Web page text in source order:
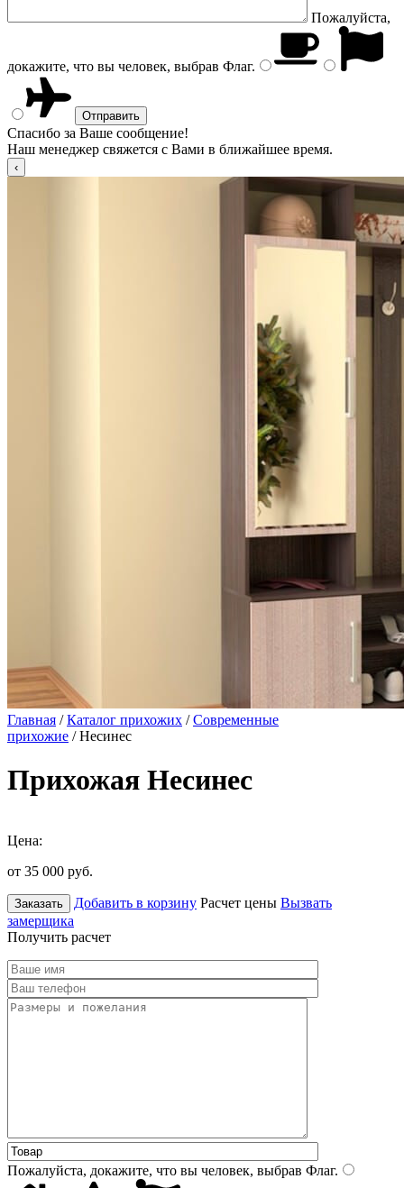
Пожалуйста,
докажите, что вы человек, выбрав Флаг.
Спасибо за Ваше сообщение!
Наш менеджер свяжется с Вами в ближайшее время.
Главная /Каталог прихожих /Современные
прихожие / Несинес
Прихожая Несинес
Цена:
от 35 000 руб.
Заказать Добавить в корзину Расчет цены Вызвать
замерщика
Получить расчет
Пожалуйста, докажите, что вы человек, выбрав Флаг.